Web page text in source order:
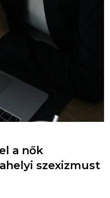
a nők
szexizmust